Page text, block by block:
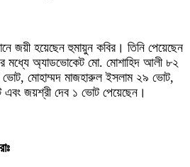
জয়ী হয়েছেন হুমায়ুন কবির। তিনি পেয়েছেন
মধ্যে অ্যাডভোকেট মো. মোশাহিদ আলী ৮২
মোহাম্মদ মাজহারুল ইসলাম ২৯ ভোট,
জয়শ্রী দেব ১ ভোট পেয়েছেন।